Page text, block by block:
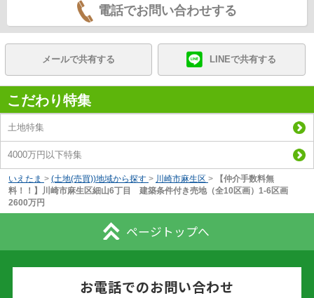
電話でお問い合わせする
メールで共有する LINEで共有する
こだわり特集
土地特集
4000万円以下特集
いえたま > (土地(売買))地域から探す > 川崎市麻生区 >
【仲介手数料無
料！！】川崎市麻生区細山6丁目 建築条件付き売地（全10区画）1-6区画
2600万円
ページトップへ
お電話でのお問い合わせ